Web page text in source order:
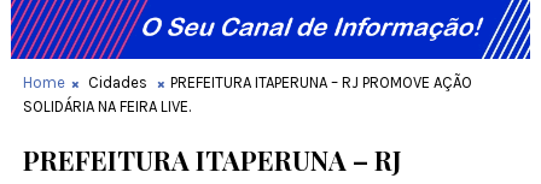
Home Cidades
PREFEITURA ITAPERUNA – RJ PROMOVE AÇÃO
SOLIDÁRIA NA FEIRA LIVE.
PREFEITURA ITAPERUNA – RJ